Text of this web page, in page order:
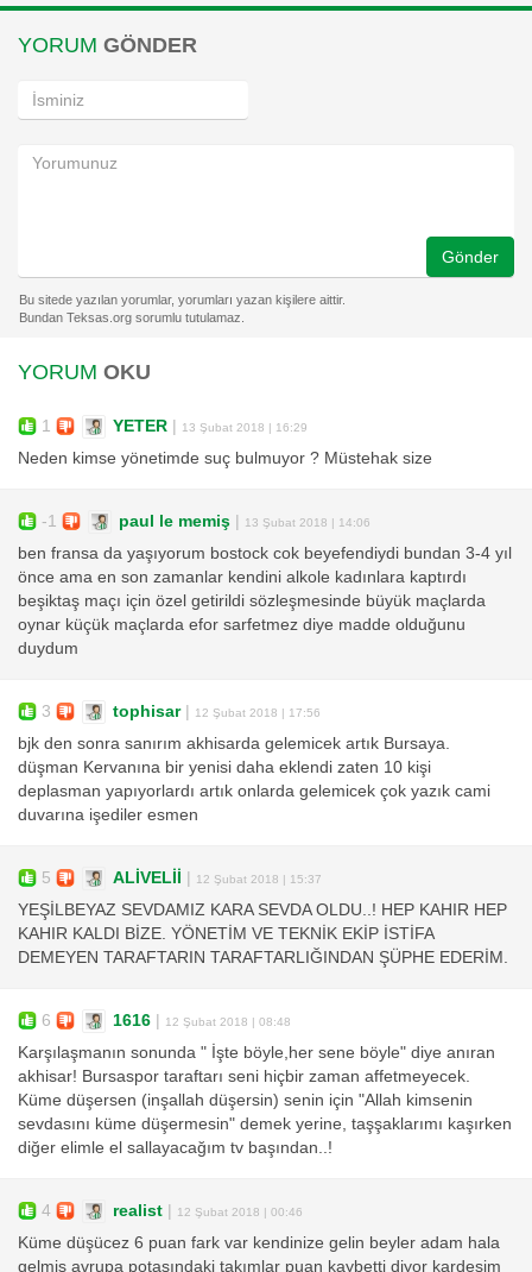
YORUM GÖNDER
Gönder
YORUM OKU
1 YETER | 13 Şubat 2018 | 16:29
Neden kimse yönetimde suç bulmuyor ? Müstehak size
-1 paul le memiş | 13 Şubat 2018 | 14:06
ben fransa da yaşıyorum bostock cok beyefendiydi bundan 3-4 yıl
önce ama en son zamanlar kendini alkole kadınlara kaptırdı
beşiktaş maçı için özel getirildi sözleşmesinde büyük maçlarda
oynar küçük maçlarda efor sarfetmez diye madde olduğunu
duydum
3 tophisar| 12 Şubat 2018 | 17:56
bjk den sonra sanırım akhisarda gelemicek artık Bursaya.
düşman Kervanına bir yenisi daha eklendi zaten 10 kişi
deplasman yapıyorlardı artık onlarda gelemicek çok yazık cami
duvarına işediler esmen
5 ALİVELİİ | 12 Şubat 2018 | 15:37
YEŞİLBEYAZ SEVDAMIZ KARA SEVDA OLDU..! HEP KAHIR HEP
KAHIR KALDI BİZE. YÖNETİM VE TEKNİK EKİP İSTİFA
DEMEYEN TARAFTARIN TARAFTARLIĞINDAN ŞÜPHE EDERİM.
6 1616 | 12 Şubat 2018 | 08:48
Karşılaşmanın sonunda " İşte böyle,her sene böyle" diye anıran
akhisar! Bursaspor taraftarı seni hiçbir zaman affetmeyecek.
Küme düşersen (inşallah düşersin) senin için "Allah kimsenin
sevdasını küme düşermesin" demek yerine, taşşaklarımı kaşırken
diğer elimle el sallayacağım tv başından..!
4 realist | 12 Şubat 2018 | 00:46
Küme düşücez 6 puan fark var kendinize gelin beyler adam hala
gelmiş avrupa potasındaki takımlar puan kaybetti diyor kardeşim